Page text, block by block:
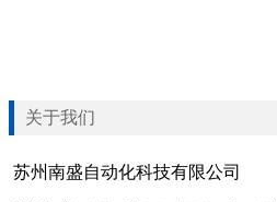
关于我们
苏州南盛自动化科技有限公司